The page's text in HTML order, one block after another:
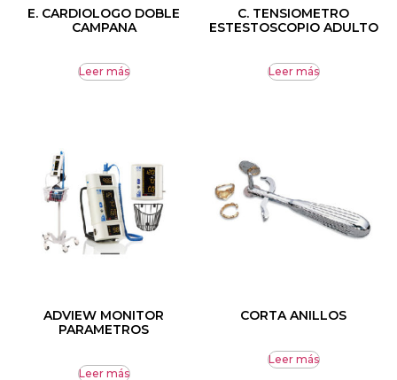
E. CARDIOLOGO DOBLE
CAMPANA
Leer más
C. TENSIOMETRO
ESTESTOSCOPIO ADULTO
Leer más
ADVIEW MONITOR
PARAMETROS
Leer más
CORTA ANILLOS
Leer más